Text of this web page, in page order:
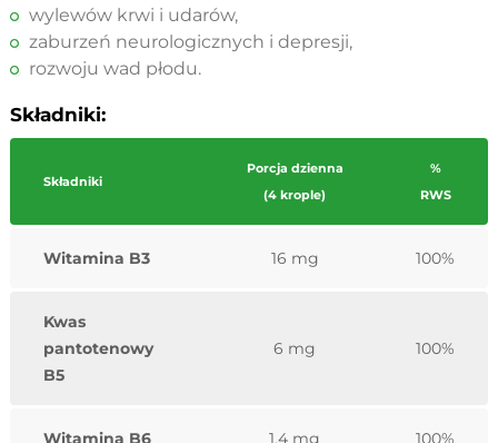
wylewów krwi i udarów,
zaburzeń neurologicznych i depresji,
rozwoju wad płodu.
Składniki:
Składniki
Porcja dzienna
(4 krople)
%
RWS
Witamina B3 16 mg 100%
Kwas
pantotenowy
B5
6 mg 100%
Witamina B6 1,4 mg 100%